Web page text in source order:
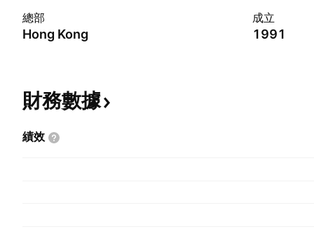
總部
Hong Kong
成立
1991
財務數據
績效